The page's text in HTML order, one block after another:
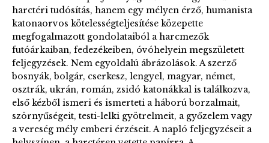
harctéri tudósítás, hanem egy mélyen érző, humanista
katonaorvos kötelességteljesítése közepette
megfogalmazott gondolataiból a harcmezők
futóárkaiban, fedezékeiben, óvóhelyein megszületett
feljegyzések. Nem egyoldalú ábrázolások. A szerző
bosnyák, bolgár, cserkesz, lengyel, magyar, német,
osztrák, ukrán, román, zsidó katonákkal is találkozva,
első kézből ismeri és ismerteti a háború borzalmait,
szörnyűségeit, testi-lelki gyötrelmeit, a győzelem vagy
a vereség mély emberi érzéseit. A napló feljegyzéseit a